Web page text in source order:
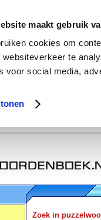
maakt gebruik
cookies om
websiteverkeer te
voor social media,
Zoek in